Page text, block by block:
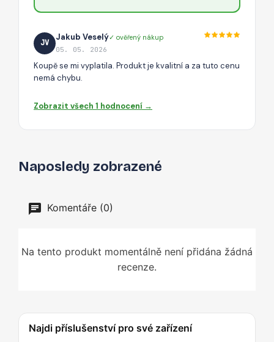
JV
Jakub Veselý✓ ověřený nákup
05. 05. 2026
Koupě se mi vyplatila. Produkt je kvalitní a za tuto cenu
nemá chybu.
Zobrazit všech 1 hodnocení →
Naposledy zobrazené
Komentáře (0)
Na tento produkt momentálně není přidána žádná
recenze.
Najdi příslušenství pro své zařízení